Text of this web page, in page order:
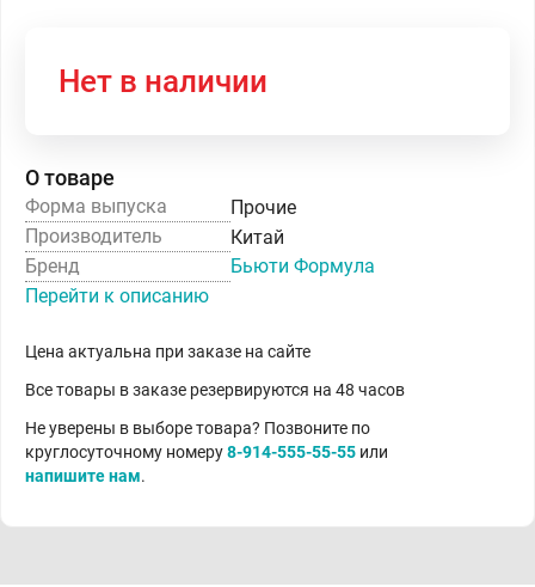
Нет в наличии
О товаре
Форма выпуска
Прочие
Производитель
Китай
Бренд
Бьюти Формула
Перейти к описанию
Цена актуальна при заказе на сайте
Все товары в заказе резервируются на 48 часов
Не уверены в выборе товара? Позвоните по
круглосуточному номеру8-914-555-55-55 или
напишите нам.